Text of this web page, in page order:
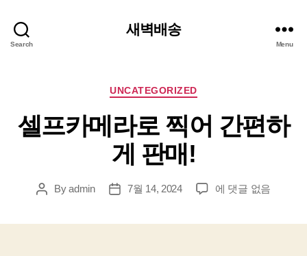
Search
새벽배송
Menu
Categories
UNCATEGORIZED
셀프카메라로 찍어 간편하
게 판매!
PostByadmin
Post7월 14, 2024
셀
에 댓글 없음